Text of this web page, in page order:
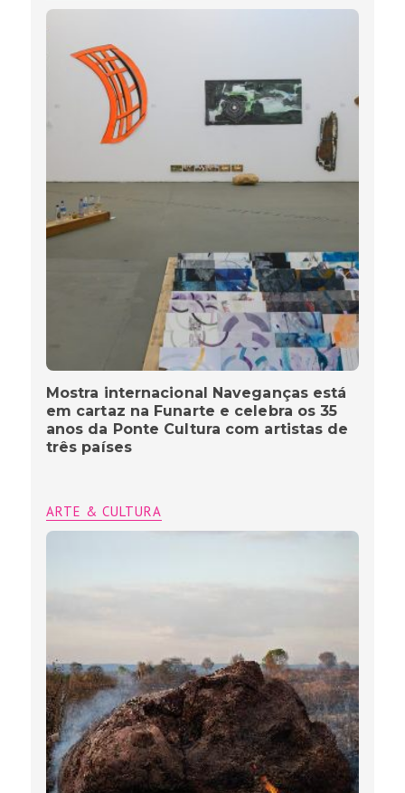
Mostra internacional Naveganças está
em cartaz na Funarte e celebra os 35
anos da Ponte Cultura com artistas de
três países
ARTE & CULTURA